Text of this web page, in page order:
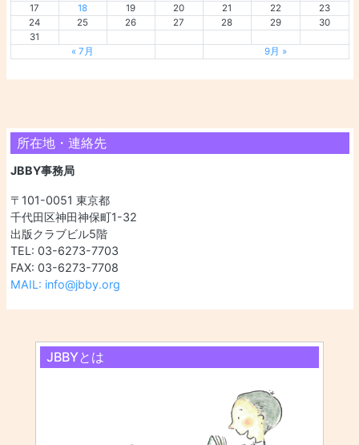
17
18 19 20 21 22
23
24
25 26 27 28 29
30
31
« 7月
9月 »
所在地・連絡先
JBBY事務局
〒101-0051 東京都
千代田区神田神保町1-32
出版クラブビル5階
TEL: 03-6273-7703
FAX: 03-6273-7708
MAIL: info@jbby.org
JBBYとは